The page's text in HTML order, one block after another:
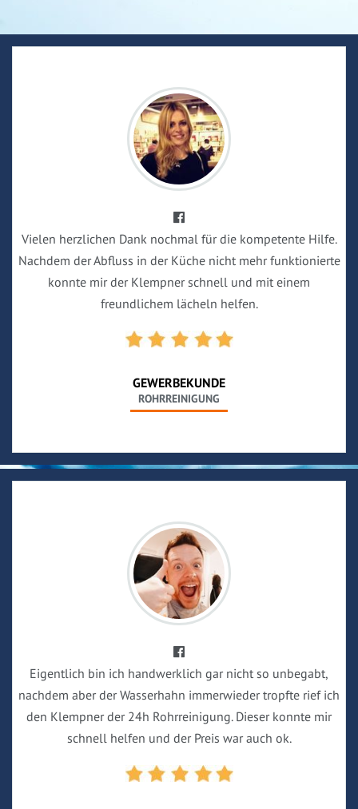
Vielen herzlichen Dank nochmal für die kompetente Hilfe.
Nachdem der Abfluss in der Küche nicht mehr funktionierte
konnte mir der Klempner schnell und mit einem
freundlichem lächeln helfen.
GEWERBEKUNDE
ROHRREINIGUNG
Eigentlich bin ich handwerklich gar nicht so unbegabt,
nachdem aber der Wasserhahn immerwieder tropfte rief ich
den Klempner der 24h Rohrreinigung. Dieser konnte mir
schnell helfen und der Preis war auch ok.